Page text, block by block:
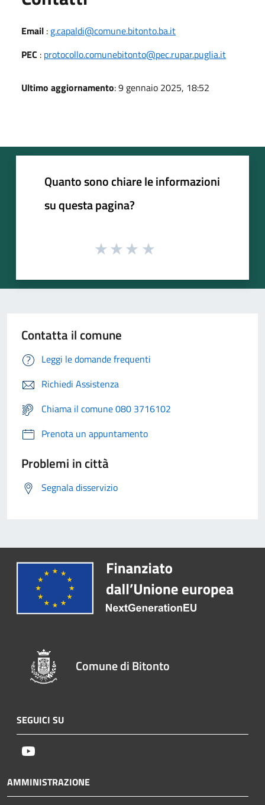
Email : g.capaldi@comune.bitonto.ba.it
PEC : protocollo.comunebitonto@pec.rupar.puglia.it
Ultimo aggiornamento: 9 gennaio 2025, 18:52
Quanto sono chiare le informazioni
su questa pagina?
Contatta il comune
Leggi le domande frequenti
Richiedi Assistenza
Chiama il comune 080 3716102
Prenota un appuntamento
Problemi in città
Segnala disservizio
Comune di Bitonto
SEGUICI SU
AMMINISTRAZIONE